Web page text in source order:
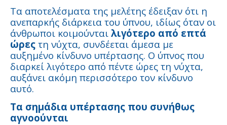
Τα αποτελέσματα της μελέτης έδειξαν ότι η
ανεπαρκής διάρκεια του ύπνου, ιδίως όταν οι
άνθρωποι κοιμούνται λιγότερο από επτά
ώρες τη νύχτα, συνδέεται άμεσα με
αυξημένο κίνδυνο υπέρτασης. Ο ύπνος που
διαρκεί λιγότερο από πέντε ώρες τη νύχτα,
αυξάνει ακόμη περισσότερο τον κίνδυνο
αυτό.
Τα σημάδια υπέρτασης που συνήθως
αγνοούνται